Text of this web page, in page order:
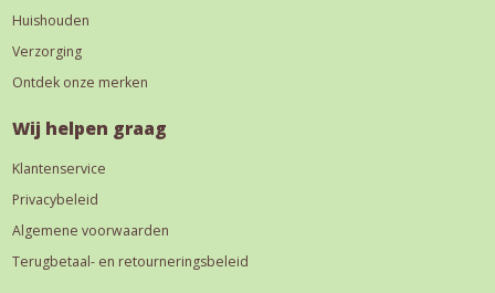
Huishouden
Verzorging
Ontdek onze merken
Wij helpen graag
Klantenservice
Privacybeleid
Algemene voorwaarden
Terugbetaal- en retourneringsbeleid